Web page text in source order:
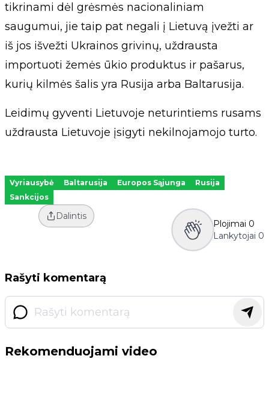
tikrinami dėl grėsmės nacionaliniam
saugumui, jie taip pat negali į Lietuvą įvežti ar
iš jos išvežti Ukrainos grivinų, uždrausta
importuoti žemės ūkio produktus ir pašarus,
kurių kilmės šalis yra Rusija arba Baltarusija.
Leidimų gyventi Lietuvoje neturintiems rusams
uždrausta Lietuvoje įsigyti nekilnojamojo turto.
Vyriausybė Baltarusija Europos Sąjunga
Rusija
Sankcijos
Dalintis
Plojimai 0
Lankytojai 0
Rašyti komentarą
Rekomenduojami video